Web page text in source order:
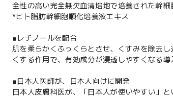
全性の高い完全無欠血清培地で培養された幹細
*ヒト脂肪幹細胞順化培養液エキス
■レチノールを配合
肌を柔らかくふっくらとさせ、くすみを除去
くする作用で、有効成分が浸透しやすくなる導
■日本人医師が、日本人向けに開発
日本人皮膚科医が、「日本人が使いやすい」